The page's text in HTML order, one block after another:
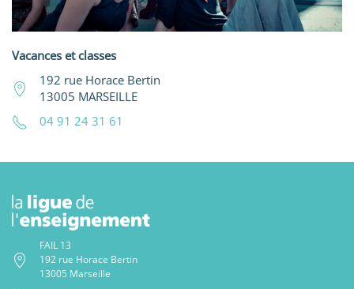
Vacances et classes
192 rue Horace Bertin
13005 MARSEILLE
04 91 24 31 61
FAIL 13
192 rue Horace Bertin
13005 Marseille